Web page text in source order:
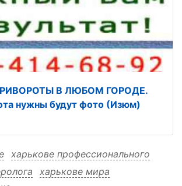
В ЛЮБОМ ГОРОДЕ.
нужны будут фото (Изюм)
харькове профессионального
харькове мира